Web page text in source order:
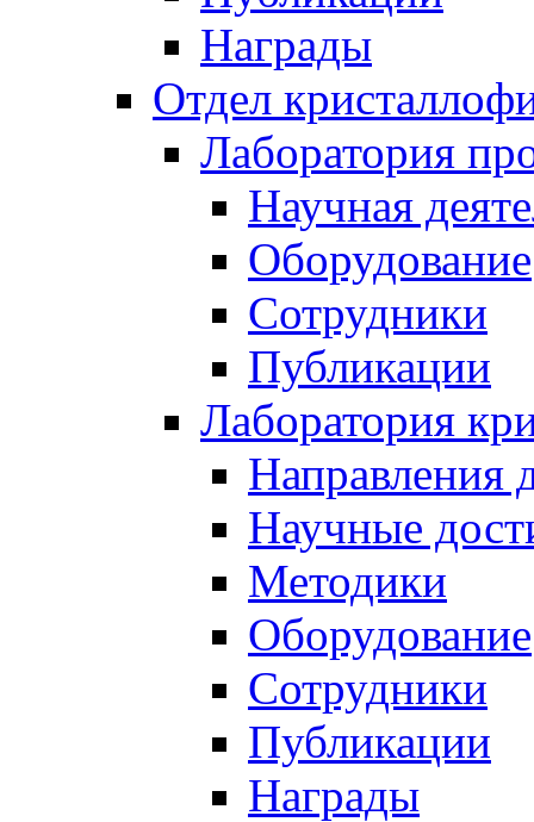
Награды
Отдел
Лаборатория
Научная
Оборудование
Сотрудники
Публикации
Лаборатория
Направления
Научные
Методики
Оборудование
Сотрудники
Публикации
Награды